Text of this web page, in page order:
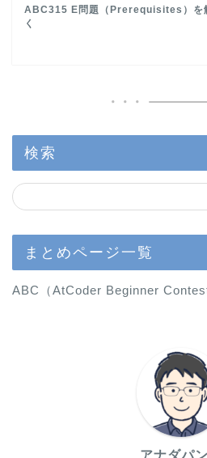
ABC315 E問題（Prerequisites）を
く
検索
まとめページ一覧
ABC（AtCoder Beginner
アナダパ